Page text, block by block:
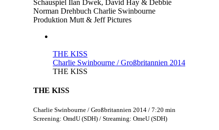
Schauspiel Ilan Dwek, David Hay & Debbie
Norman Drehbuch Charlie Swinbourne
Produktion Mutt & Jeff Pictures
THE KISS
Charlie Swinbourne / Großbritannien 2014
THE KISS
THE KISS
Charlie Swinbourne / Großbritannien 2014 / 7:20 min
Screening: OmdU (SDH) / Streaming: OmeU (SDH)